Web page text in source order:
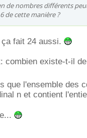
de nombres différents
de cette manière ?
fait 24 aussi.
combien existe-t-il
que l'ensemble des
n et contient